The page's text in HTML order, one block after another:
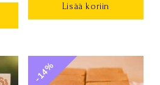
Lisää koriin
-14%